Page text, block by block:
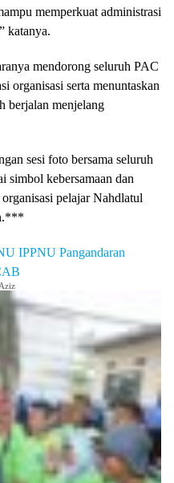
memperkuat administrasi
katanya.
mendorong seluruh PAC
organisasi serta menuntaskan
berjalan menjelang
sesi foto bersama seluruh
simbol kebersamaan dan
pelajar Nahdlatul
IPPNU Pangandaran